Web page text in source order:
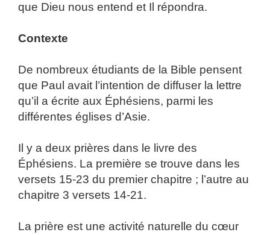
que Dieu nous entend et Il répondra.
Contexte
De nombreux étudiants de la Bible pensent
que Paul avait l’intention de diffuser la lettre
qu’il a écrite aux Éphésiens, parmi les
différentes églises d’Asie.
Il y a deux prières dans le livre des
Éphésiens. La première se trouve dans les
versets 15-23 du premier chapitre ; l’autre au
chapitre 3 versets 14-21.
La prière est une activité naturelle du cœur